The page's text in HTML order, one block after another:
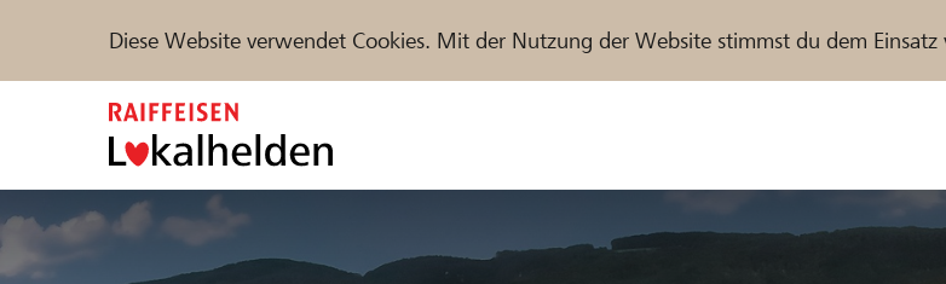
Diese Website verwendet Cookies. Mit der Nutzung der Website stimmst du dem Einsatz
Unterstützen Partner / Raiffeisenbank